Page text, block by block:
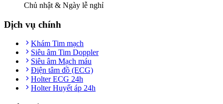
Chủ nhật & Ngày lễ nghỉ
Dịch vụ chính
Khám Tim mạch
Siêu âm Tim Doppler
Siêu âm Mạch máu
Điện tâm đồ (ECG)
Holter ECG 24h
Holter Huyết áp 24h